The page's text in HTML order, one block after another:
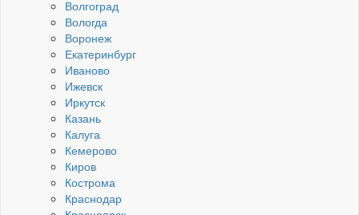
Волгоград
Вологда
Воронеж
Екатеринбург
Иваново
Ижевск
Иркутск
Казань
Калуга
Кемерово
Киров
Кострома
Краснодар